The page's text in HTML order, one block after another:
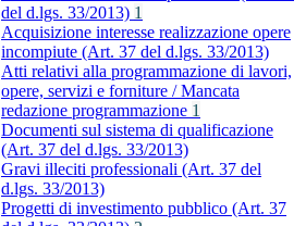
del d.lgs. 33/2013) 1
Acquisizione interesse realizzazione opere
incompiute (Art. 37 del d.lgs. 33/2013)
Atti relativi alla programmazione di lavori,
opere, servizi e forniture / Mancata
redazione programmazione 1
Documenti sul sistema di qualificazione
(Art. 37 del d.lgs. 33/2013)
Gravi illeciti professionali (Art. 37 del
d.lgs. 33/2013)
Progetti di investimento pubblico (Art. 37